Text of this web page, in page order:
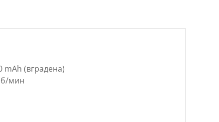
(вградена)
мин